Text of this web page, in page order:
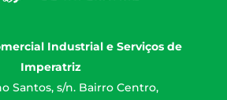
Industrial e Serviços de
Imperatriz
Santos, s/n. Bairro Centro,